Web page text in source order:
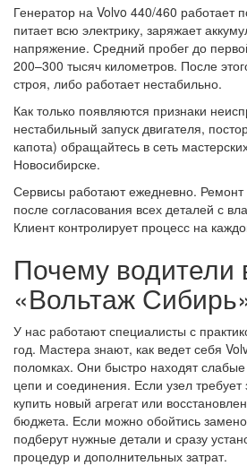
Генератор на Volvo 440/460 работает
питает всю электрику, заряжает
напряжение. Средний пробег до
200–300 тысяч километров. После
строя, либо работает нестабильно.
Как только появляются признаки
нестабильный запуск двигателя,
капота) обращайтесь в сеть
Новосибирске.
Сервисы работают ежедневно. Ремонт
после согласования всех деталей с
Клиент контролирует процесс на
Почему
«Вольтаж
У нас работают специалисты с
год. Мастера знают, как ведет себя
поломках. Они быстро находят
цепи и соединения. Если узел
купить новый агрегат или
бюджета. Если можно обойтись
подберут нужные детали и сразу
процедур и дополнительных затрат.